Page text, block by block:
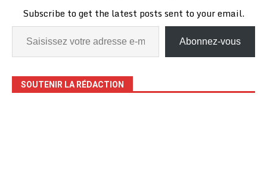
Subscribe to get the latest posts sent to your email.
Abonnez-vous
SOUTENIR LA RÉDACTION